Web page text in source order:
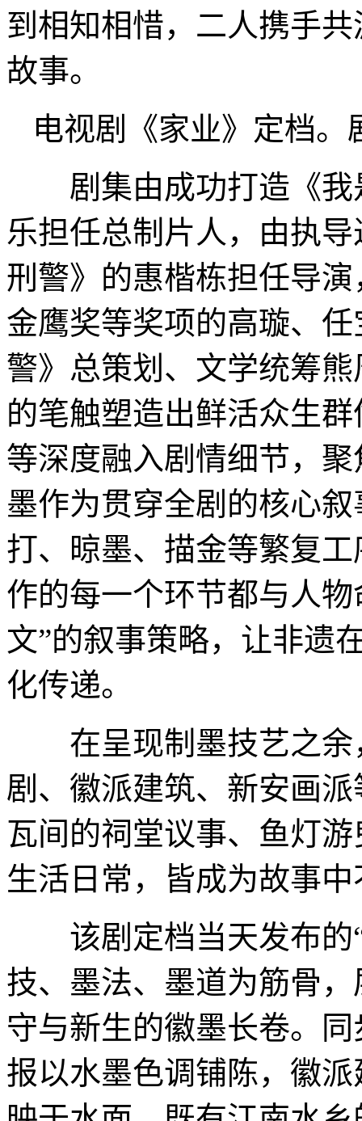
到相知相惜，二人携手
故事。
电视剧《家业》定档。
剧集由成功打造《我
乐担任总制片人，由执
刑警》的惠楷栋担任导
金鹰奖等奖项的高璇、
警》总策划、文学统筹
的笔触塑造出鲜活众生
等深度融入剧情细节，
墨作为贯穿全剧的核心
打、晾墨、描金等繁复
作的每一个环节都与人
文”的叙事策略，让非遗
化传递。
在呈现制墨技艺之余
剧、徽派建筑、新安画
瓦间的祠堂议事、鱼灯
生活日常，皆成为故事
该剧定档当天发布的“
技、墨法、墨道为筋骨
守与新生的徽墨长卷。
报以水墨色调铺陈，徽